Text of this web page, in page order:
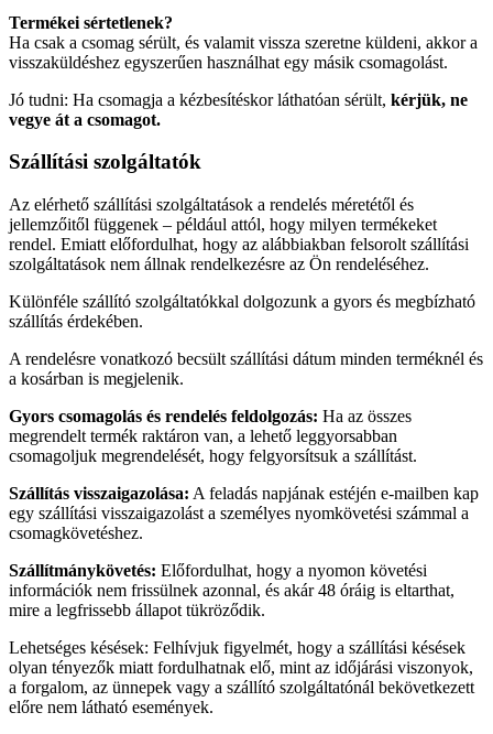
Termékei sértetlenek?
Ha csak a csomag sérült, és valamit vissza szeretne küldeni, akkor a
visszaküldéshez egyszerűen használhat egy másik csomagolást.
Jó tudni: Ha csomagja a kézbesítéskor láthatóan sérült, kérjük, ne
vegye át a csomagot.
Szállítási szolgáltatók
Az elérhető szállítási szolgáltatások a rendelés méretétől és
jellemzőitől függenek – például attól, hogy milyen termékeket
rendel. Emiatt előfordulhat, hogy az alábbiakban felsorolt ​​szállítási
szolgáltatások nem állnak rendelkezésre az Ön rendeléséhez.
Különféle szállító szolgáltatókkal dolgozunk a gyors és megbízható
szállítás érdekében.
A rendelésre vonatkozó becsült szállítási dátum minden terméknél és
a kosárban is megjelenik.
Gyors csomagolás és rendelés feldolgozás: Ha az összes
megrendelt termék raktáron van, a lehető leggyorsabban
csomagoljuk megrendelését, hogy felgyorsítsuk a szállítást.
Szállítás visszaigazolása: A feladás napjának estéjén e-mailben kap
egy szállítási visszaigazolást a személyes nyomkövetési számmal a
csomagkövetéshez.
Szállítmánykövetés: Előfordulhat, hogy a nyomon követési
információk nem frissülnek azonnal, és akár 48 óráig is eltarthat,
mire a legfrissebb állapot tükröződik.
Lehetséges késések: Felhívjuk figyelmét, hogy a szállítási késések
olyan tényezők miatt fordulhatnak elő, mint az időjárási viszonyok,
a forgalom, az ünnepek vagy a szállító szolgáltatónál bekövetkezett
előre nem látható események.